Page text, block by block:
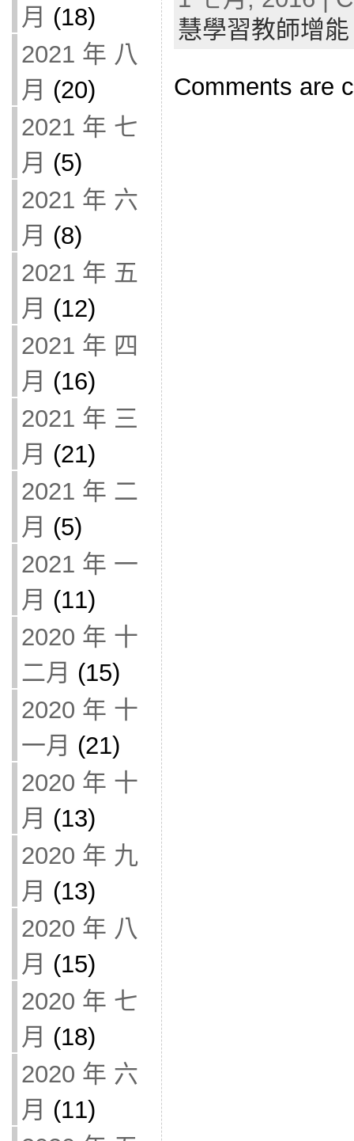
月 (18)
2021 年 八
月 (20)
2021 年 七
月 (5)
2021 年 六
月 (8)
2021 年 五
月 (12)
2021 年 四
月 (16)
2021 年 三
月 (21)
2021 年 二
月 (5)
2021 年 一
月 (11)
2020 年 十
二月 (15)
2020 年 十
一月 (21)
2020 年 十
月 (13)
2020 年 九
月 (13)
2020 年 八
月 (15)
2020 年 七
月 (18)
2020 年 六
月 (11)
慧學習教師增能
Comments are